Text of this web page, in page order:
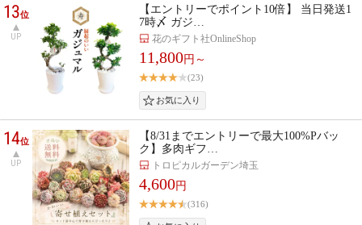
13位
UP
【エントリーでポイント10倍】 当日発送1
7時〆 ガジ…
花のギフト社OnlineShop
11,800円～
(23)
14位
UP
【8/31までエントリーで最大100%Pバッ
ク】多肉ギフ…
トロピカルガーデン埼玉
4,600円
(316)